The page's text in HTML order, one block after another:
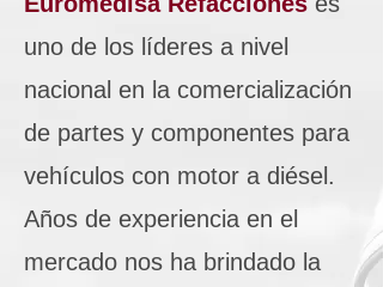
uno de los líderes a nivel
nacional en la comercialización
de partes y componentes para
vehículos con motor a diésel.
Años de experiencia en el
mercado nos ha brindado la